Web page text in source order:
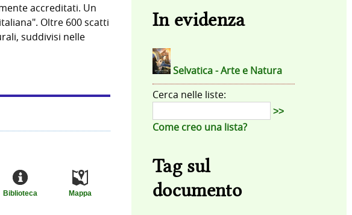
accreditati. Un
Oltre 600 scatti
suddivisi nelle
Mappa
Biblioteca
In evidenza
Selvatica - Arte e Natura
Cerca nelle liste:
>>
Come creo una lista?
Tag sul
documento